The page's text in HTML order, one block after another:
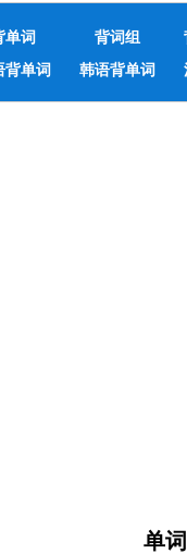
单词 背词组
背单词 韩语背单词
单